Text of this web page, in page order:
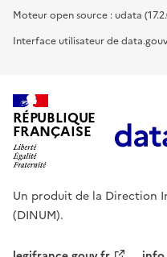
Moteur open source : udata
Interface utilisateur de
RÉPUBLIQUE
FRANÇAISE
Un produit de la Direction
(DINUM).